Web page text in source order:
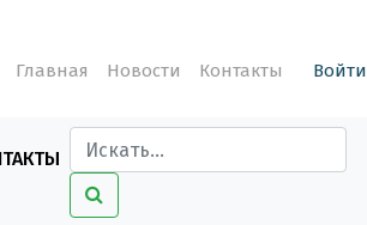
Главная Новости Контакты Войти